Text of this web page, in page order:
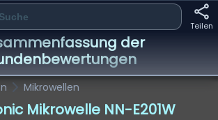
Teilen
der
Mikrowellen
Mikrowelle NN-E201W